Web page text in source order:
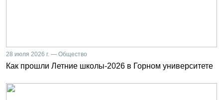
28 июля 2026 г. — Общество
Как прошли Летние школы-2026 в Горном университете